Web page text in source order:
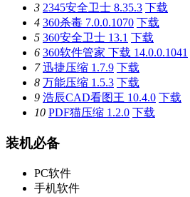
3 2345安全卫士 8.35.3 下载
4 360杀毒 7.0.0.1070 下载
5 360安全卫士 13.1 下载
6 360软件管家 下载 14.0.0.1041
7 迅捷压缩 1.7.9 下载
8 万能压缩 1.5.3 下载
9 浩辰CAD看图王 10.4.0 下载
10 PDF猫压缩 1.2.0 下载
装机必备
PC软件
手机软件